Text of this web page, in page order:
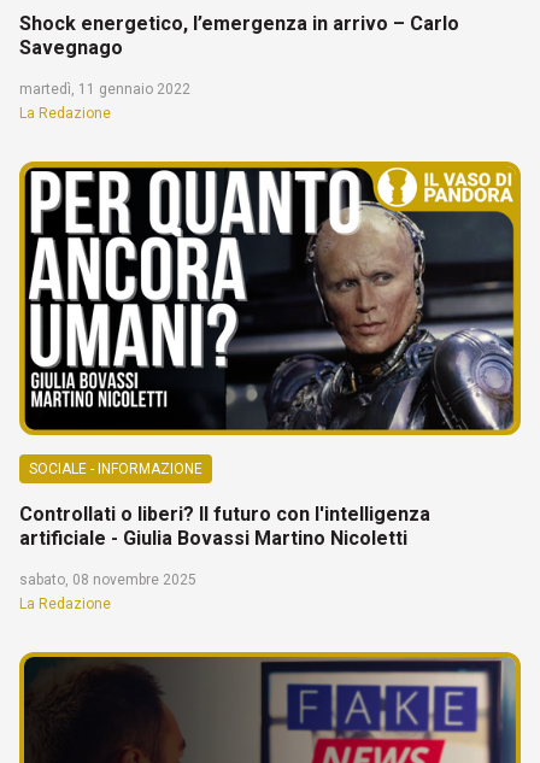
Shock energetico, l’emergenza in arrivo – Carlo
Savegnago
martedì, 11 gennaio 2022
La Redazione
SOCIALE - INFORMAZIONE
Controllati o liberi? Il futuro con l'intelligenza
artificiale - Giulia Bovassi Martino Nicoletti
sabato, 08 novembre 2025
La Redazione